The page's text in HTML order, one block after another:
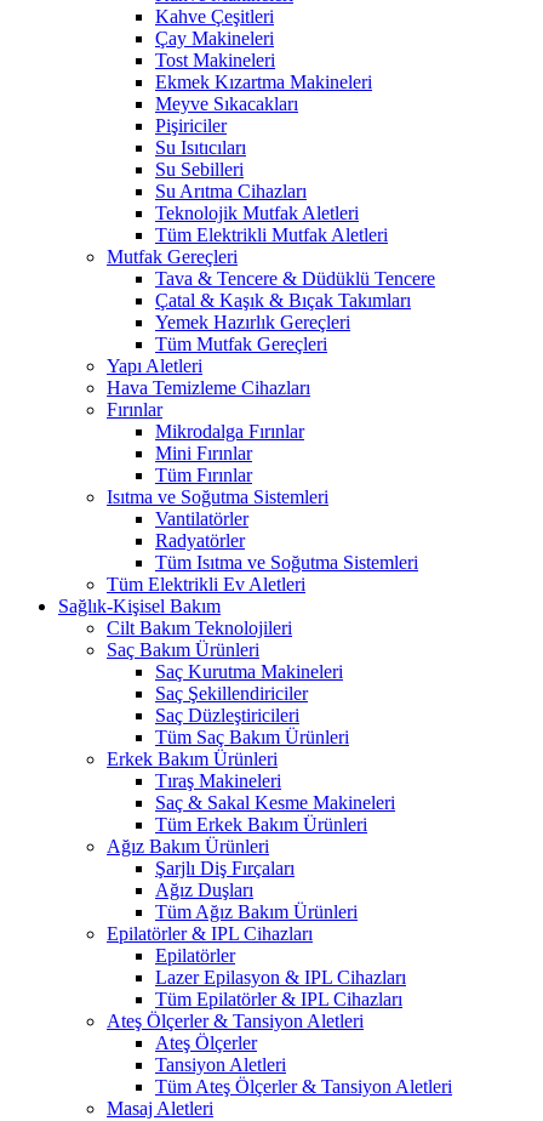
Kahve Çeşitleri
Çay Makineleri
Tost Makineleri
Ekmek Kızartma Makineleri
Meyve Sıkacakları
Pişiriciler
Su Isıtıcıları
Su Sebilleri
Su Arıtma Cihazları
Teknolojik Mutfak Aletleri
Tüm Elektrikli Mutfak Aletleri
Mutfak Gereçleri
Tava & Tencere & Düdüklü Tencere
Çatal & Kaşık & Bıçak Takımları
Yemek Hazırlık Gereçleri
Tüm Mutfak Gereçleri
Yapı Aletleri
Hava Temizleme Cihazları
Fırınlar
Mikrodalga Fırınlar
Mini Fırınlar
Tüm Fırınlar
Isıtma ve Soğutma Sistemleri
Vantilatörler
Radyatörler
Tüm Isıtma ve Soğutma Sistemleri
Tüm Elektrikli Ev Aletleri
Sağlık-Kişisel Bakım
Cilt Bakım Teknolojileri
Saç Bakım Ürünleri
Saç Kurutma Makineleri
Saç Şekillendiriciler
Saç Düzleştiricileri
Tüm Saç Bakım Ürünleri
Erkek Bakım Ürünleri
Tıraş Makineleri
Saç & Sakal Kesme Makineleri
Tüm Erkek Bakım Ürünleri
Ağız Bakım Ürünleri
Şarjlı Diş Fırçaları
Ağız Duşları
Tüm Ağız Bakım Ürünleri
Epilatörler & IPL Cihazları
Epilatörler
Lazer Epilasyon & IPL Cihazları
Tüm Epilatörler & IPL Cihazları
Ateş Ölçerler & Tansiyon Aletleri
Ateş Ölçerler
Tansiyon Aletleri
Tüm Ateş Ölçerler & Tansiyon Aletleri
Masaj Aletleri